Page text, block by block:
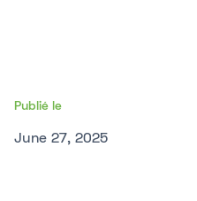
Publié le
June 27, 2025